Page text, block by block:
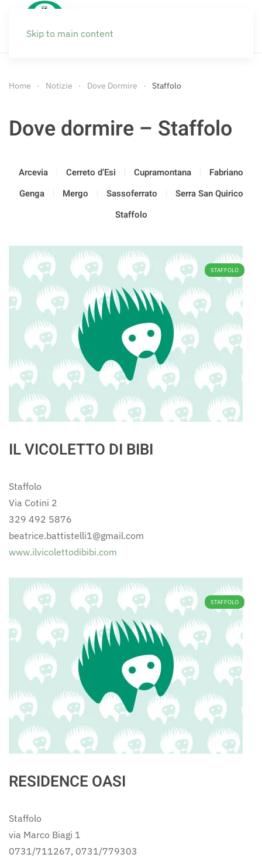
Skip to main content
Home Notizie Dove Dormire Staffolo
Dove dormire – Staffolo
Arcevia Cerreto d’Esi Cupramontana
Fabriano
Genga
Mergo Sassoferrato
Serra San Quirico
Staffolo
STAFFOLO
IL VICOLETTO DI BIBI
Staffolo
Via Cotini 2
329 492 5876
beatrice.battistelli1@gmail.com
www.ilvicolettodibibi.com
STAFFOLO
RESIDENCE OASI
Staffolo
via Marco Biagi 1
0731/711267, 0731/779303